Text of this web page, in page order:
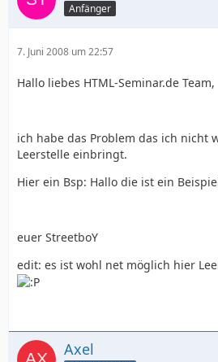
Anfänger
7. Juni 2008 um 22:57
Hallo liebes HTML-Seminar.de Team,
ich habe das Problem das ich nicht
Leerstelle einbringt.
Hier ein Bsp: Hallo die ist ein
euer StreetboY
edit: es ist wohl net möglich hier
Axel